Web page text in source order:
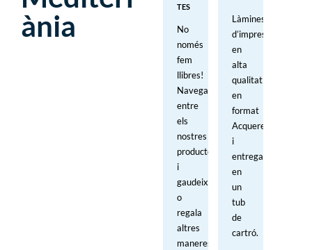
ània
TES
No
només
fem
llibres!
Navega
entre
els
nostres
productes
i
gaudeix
o
regala
altres
maneres
Làmines
d’impressió
en
alta
qualitat
en
format
Acquerello
i
entregades
en
un
tub
de
cartró.